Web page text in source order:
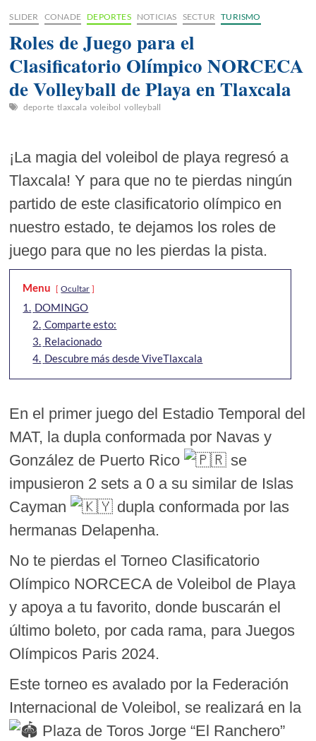
SLIDER CONADE DEPORTES NOTICIAS SECTUR TURISMO
Roles de Juego para el
Clasificatorio Olímpico NORCECA
de Volleyball de Playa en Tlaxcala
deporte tlaxcala voleibol volleyball
¡La magia del voleibol de playa regresó a
Tlaxcala! Y para que no te pierdas ningún
partido de este clasificatorio olímpico en
nuestro estado, te dejamos los roles de
juego para que no les pierdas la pista.
Menu Ocultar
1. DOMINGO
2. Comparte esto:
3. Relacionado
4. Descubre más desde ViveTlaxcala
En el primer juego del Estadio Temporal del
MAT, la dupla conformada por Navas y
González de Puerto Rico
se
impusieron 2 sets a 0 a su similar de Islas
Cayman
dupla conformada por las
hermanas Delapenha.
No te pierdas el Torneo Clasificatorio
Olímpico NORCECA de Voleibol de Playa
y apoya a tu favorito, donde buscarán el
último boleto, por cada rama, para Juegos
Olímpicos Paris 2024.
Estetorneo es avalado por la Federación
Internacional de Voleibol, se realizará en la
Plaza de Toros Jorge “El Ranchero”